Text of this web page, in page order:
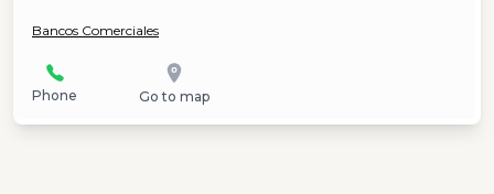
Bancos Comerciales
Phone Go to map